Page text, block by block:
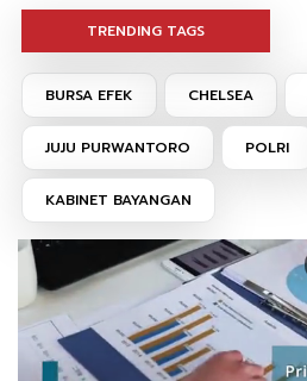
TRENDING TAGS
BURSA EFEK CHELSEA
JUJU PURWANTORO POLRI
KABINET BAYANGAN